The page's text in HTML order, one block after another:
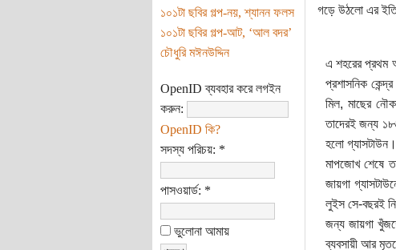
১০১টা ছবির গল্প-নয়, শ্যানন ফলস
১০১টা ছবির গল্প-আট, ‘আল বদর’
চৌধুরি মঈনউদ্দিন
OpenID ব্যবহার করে লগইন
করুন:
OpenID কি?
সদস্য পরিচয়: *
পাসওয়ার্ড: *
ভুলোনা আমায়
গড়ে উঠলো এর
এ শহরের প্রথম
প্রশাসনিক
মিল, মাছের
তাদেরই জন্য
হলো
মাপজোখ শেষে
জায়গা
লুইস সে-বছরই
জন্য জায়গা
ব্যবসায়ী আর